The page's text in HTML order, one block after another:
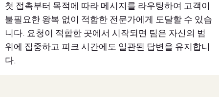
첫 접촉부터 목적에 따라 메시지를 라우팅하여 고객이
불필요한 왕복 없이 적합한 전문가에게 도달할 수 있습
니다. 요청이 적합한 곳에서 시작되면 팀은 자신의 범
위에 집중하고 피크 시간에도 일관된 답변을 유지합니
다.